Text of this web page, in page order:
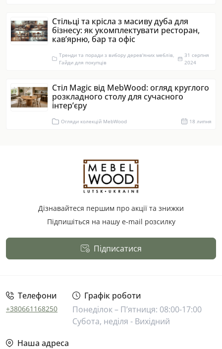
Стільці та крісла з масиву дуба для
бізнесу: як укомплектувати ресторан,
кав’ярню, бар та офіс
Тренди та поради з вибору дерев'яних меблів,
Гайди для покупців
31 серпня
2024
Стіл Magic від MebWood: огляд круглого
розкладного столу для сучасного
інтер’єру
Огляди колекцій MebWood 18 липня
Дізнавайтеся першим про акції та знижки
Підпишіться на нашу e-mail розсилку
Підписатися
Публічна оферта
Телефони
+380661168250
Графік роботи
Понеділок – П’ятниця: 08:00-17:00
Субота, неділя - Вихідний
Наша адреса